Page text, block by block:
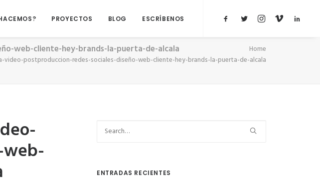
PROYECTOS BLOG ESCRÍBENOS
web-cliente-hey-brands-la-puerta-de-alcala
Home
postproduccion-redes-sociales-diseño-web-cliente-hey-brands-la-puerta-de-alcala
ENTRADAS RECIENTES